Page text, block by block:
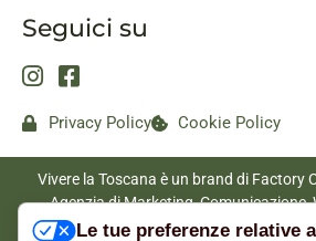
Seguici su
Privacy Policy Cookie Policy
Vivere la Toscana è un brand di Factory
Agenzia di Marketing, Comunicazione,
|
Le tue preferenze relative